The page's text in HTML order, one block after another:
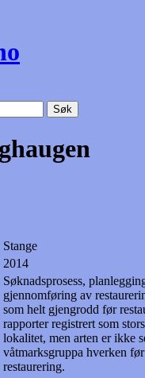
Stange
2014
Søknadsprosess,
gjennomføring av
som helt gjengrodd før
rapporter registrert som
lokalitet, men arten er ikke
våtmarksgruppa hverken
restaurering.